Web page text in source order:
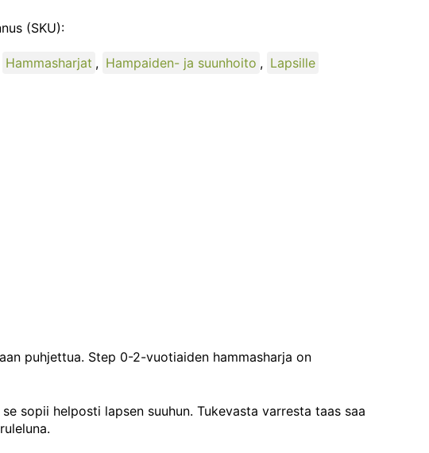
(SKU):
Hammasharjat , Hampaiden- ja suunhoito , Lapsille
puhjettua. Step 0-2-vuotiaiden hammasharja on
sopii helposti lapsen suuhun. Tukevasta varresta taas saa